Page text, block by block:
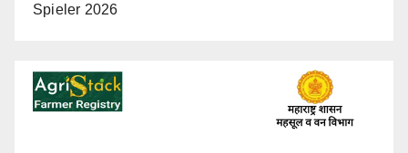
Spieler 2026